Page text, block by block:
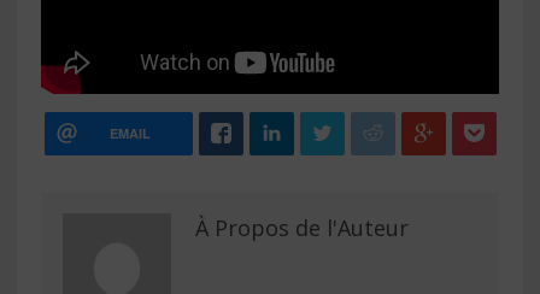
EMAIL
À Propos de l'Auteur